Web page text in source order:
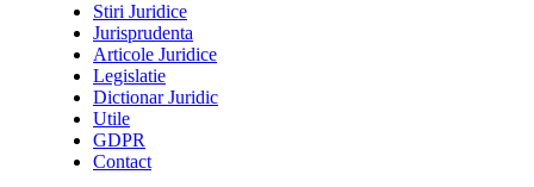
Stiri Juridice
Jurisprudenta
Articole Juridice
Legislatie
Dictionar Juridic
Utile
GDPR
Contact